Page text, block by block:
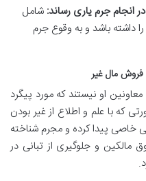
انجام جرم یاری رساند: شامل
داشته باشد و به وقوع جرم
مال غیر
او نیستند که مورد پیگرد
که با علم و اطلاع از غیر بودن
خاصی پیدا کرده و مجرم شناخته
و جلوگیری از تبانی در